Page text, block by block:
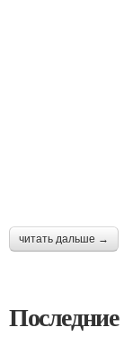
читать дальше →
Последние